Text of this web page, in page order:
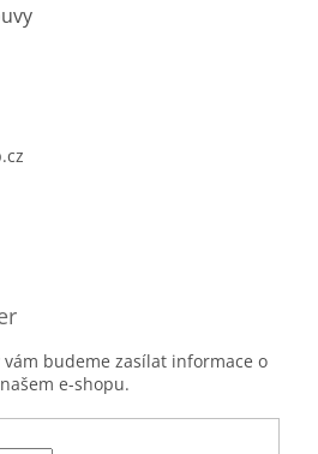
budeme zasílat informace o
e-shopu.